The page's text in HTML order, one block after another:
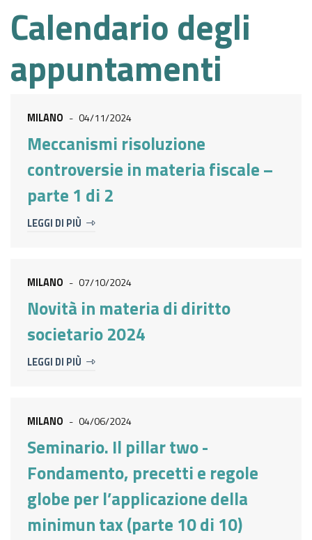
Calendario degli
appuntamenti
MILANO - 04/11/2024
Meccanismi risoluzione
controversie in materia fiscale –
parte 1 di 2
LEGGI DI PIÙ
MILANO - 07/10/2024
Novità in materia di diritto
societario 2024
LEGGI DI PIÙ
MILANO - 04/06/2024
Seminario. Il pillar two -
Fondamento, precetti e regole
globe per l’applicazione della
minimun tax (parte 10 di 10)